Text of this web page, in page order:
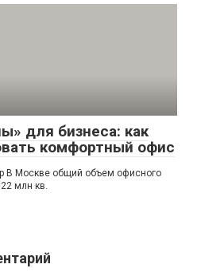
для бизнеса: как
комфортный офис
В Москве общий объем офисного
млн кв.